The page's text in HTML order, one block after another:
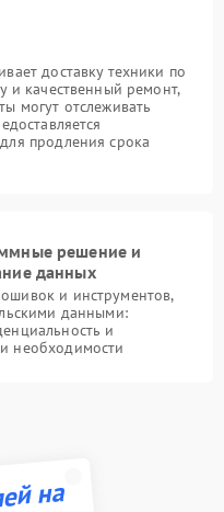
доставку техники по
и качественный ремонт,
могут отслеживать
продления срока
решение и
данных
и инструментов,
данными:
и
необходимости